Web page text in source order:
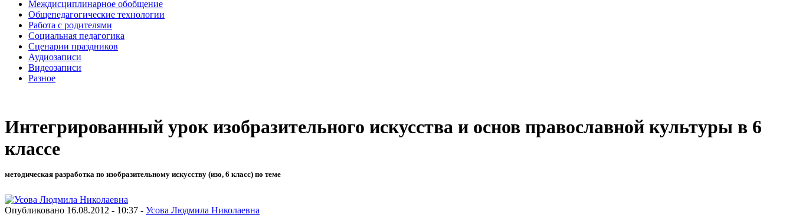
Междисциплинарное обобщение
Общепедагогические технологии
Работа с родителями
Социальная педагогика
Сценарии праздников
Аудиозаписи
Видеозаписи
Разное
Интегрированный урок изобразительного искусства и основ православной культуры в 6
классе
методическая разработка по изобразительному искусству (изо, 6 класс) по теме
Опубликовано 16.08.2012 - 10:37 - Усова Людмила Николаевна